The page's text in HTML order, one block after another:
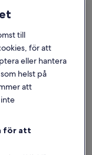
bästa
husdjur, såsom
till
för att
eller hantera
helst på
att
för att